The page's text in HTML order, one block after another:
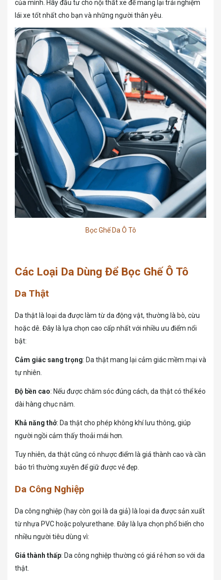
của mình. Hãy đầu tư cho nội thất xe để mang lại trải nghiệm
lái xe tốt nhất cho bạn và những người thân yêu.
Bọc Ghế Da Ô Tô
Các Loại Da Dùng Để Bọc Ghế Ô Tô
Da Thật
Da thật là loại da được làm từ da động vật, thường là bò, cừu
hoặc dê. Đây là lựa chọn cao cấp nhất với nhiều ưu điểm nổi
bật:
Cảm giác sang trọng: Da thật mang lại cảm giác mềm mại và
tự nhiên.
Độ bền cao: Nếu được chăm sóc đúng cách, da thật có thể kéo
dài hàng chục năm.
Khả năng thở: Da thật cho phép không khí lưu thông, giúp
người ngồi cảm thấy thoải mái hơn.
Tuy nhiên, da thật cũng có nhược điểm là giá thành cao và cần
bảo trì thường xuyên để giữ được vẻ đẹp.
Da Công Nghiệp
Da công nghiệp (hay còn gọi là da giả) là loại da được sản xuất
từ nhựa PVC hoặc polyurethane. Đây là lựa chọn phổ biến cho
nhiều người tiêu dùng vì:
Giá thành thấp: Da công nghiệp thường có giá rẻ hơn so với da
thật.